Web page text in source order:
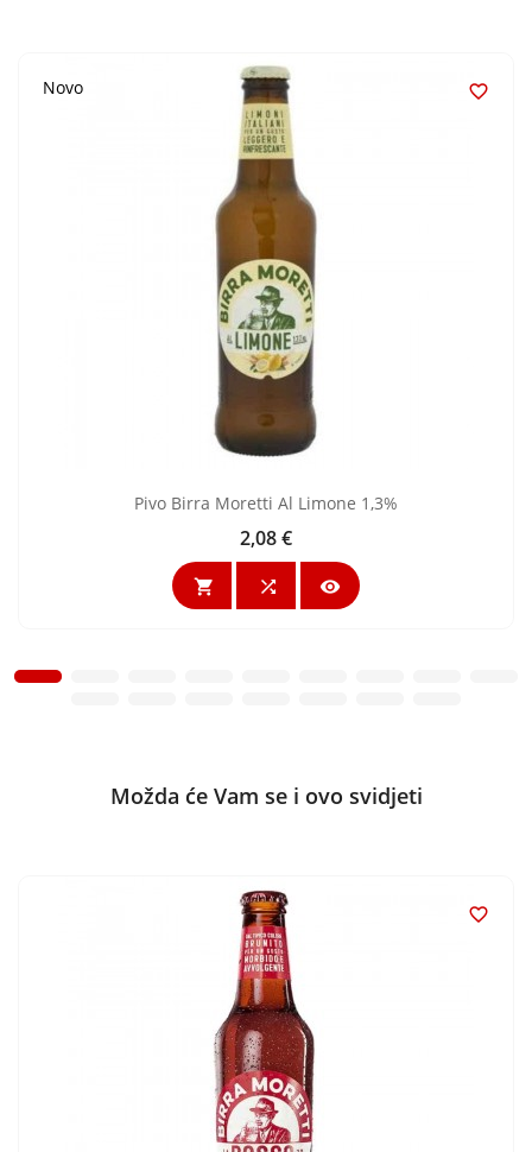

Pivo Birra Moretti Al Limone 1,3%
Cijena
2,08 €
  
Novo
Možda će Vam se i ovo svidjeti
